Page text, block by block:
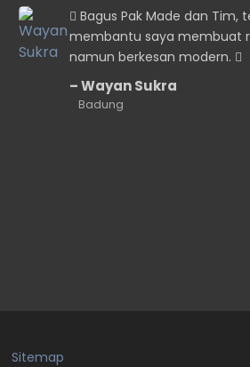
Bagus Pak Made dan Tim,
membantu saya membuat
namun berkesan modern.
Wayan Sukra
Badung
Sitemap